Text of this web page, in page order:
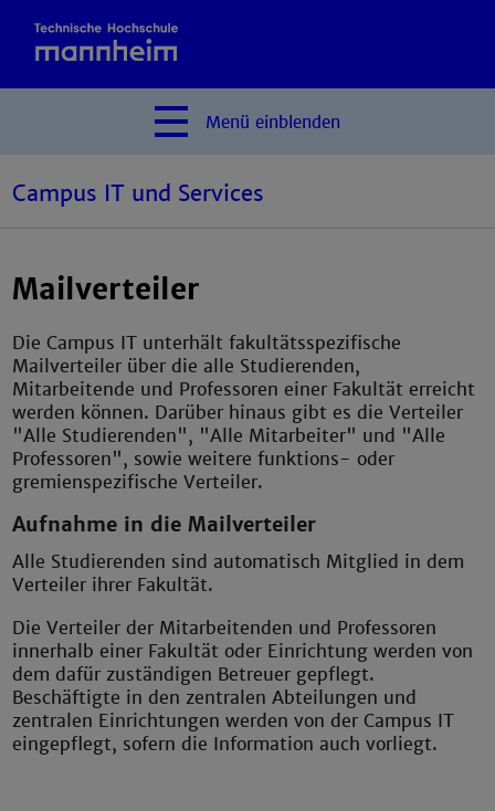
Menü einblenden
Campus IT und Services
Mailverteiler
Die Campus IT unterhält fakultätsspezifische
Mailverteiler über die alle Studierenden,
Mitarbeitende und Professoren einer Fakultät erreicht
werden können. Darüber hinaus gibt es die Verteiler
"Alle Studierenden", "Alle Mitarbeiter" und "Alle
Professoren", sowie weitere funktions- oder
gremienspezifische Verteiler.
Aufnahme in die Mailverteiler
Alle Studierenden sind automatisch Mitglied in dem
Verteiler ihrer Fakultät.
Die Verteiler der Mitarbeitenden und Professoren
innerhalb einer Fakultät oder Einrichtung werden von
dem dafür zuständigen Betreuer gepflegt.
Beschäftigte in den zentralen Abteilungen und
zentralen Einrichtungen werden von der Campus IT
eingepflegt, sofern die Information auch vorliegt.